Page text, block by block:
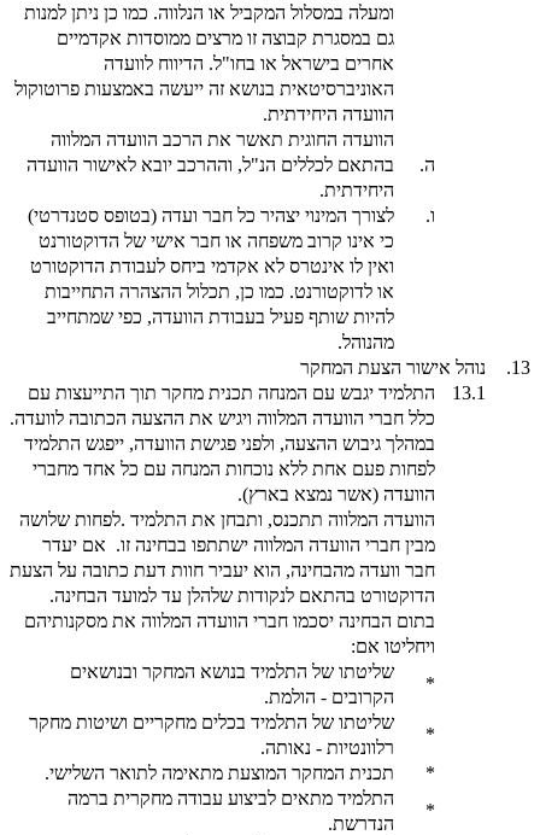
ומעלה במסלול המקביל או הנלווה. כמו כן ניתן למנות
גם במסגרת קבוצה זו מרצים ממוסדות אקדמיים
אחרים בישראל או בחו"ל. הדיווח לוועדה
האוניברסיטאית בנושא זה ייעשה באמצעות פרוטוקול
הוועדה היחידתית.
ה.
הוועדה החוגית תאשר את הרכב הוועדה המלווה
בהתאם לכללים הנ"ל, וההרכב יובא לאישור הוועדה
היחידתית.
ו.
לצורך המינוי יצהיר כל חבר ועדה (בטופס סטנדרטי)
כי אינו קרוב משפחה או חבר אישי של הדוקטורנט
ואין לו אינטרס לא אקדמי ביחס לעבודת הדוקטורט
או לדוקטורנט. כמו כן, תכלול ההצהרה התחייבות
להיות שותף פעיל בעבודת הוועדה, כפי שמתחייב
מהנוהל.
13.
נוהל אישור הצעת המחקר
13.1
התלמיד יגבש עם המנחה תכנית מחקר תוך התייעצות עם
כלל חברי הוועדה המלווה ויגיש את ההצעה הכתובה לוועדה.
במהלך גיבוש ההצעה, ולפני פגישת הוועדה, ייפגש התלמיד
לפחות פעם אחת ללא נוכחות המנחה עם כל אחד מחברי
הוועדה (אשר נמצא בארץ).
הוועדה המלווה תתכנס, ותבחן את התלמיד .לפחות שלושה
מבין חברי הוועדה המלווה ישתתפו בבחינה זו. אם יעדר
חבר וועדה מהבחינה, הוא יעביר חוות דעת כתובה על הצעת
הדוקטורט בהתאם לנקודות שלהלן עד למועד הבחינה.
בתום הבחינה יסכמו חברי הוועדה המלווה את מסקנותיהם
ויחליטו אם:
*
שליטתו של התלמיד בנושא המחקר ובנושאים
הקרובים - הולמת.
*
שליטתו של התלמיד בכלים מחקריים ושיטות מחקר
רלוונטיות - נאותה.
*
תכנית המחקר המוצעת מתאימה לתואר השלישי.
*
התלמיד מתאים לביצוע עבודה מחקרית ברמה
הנדרשת.